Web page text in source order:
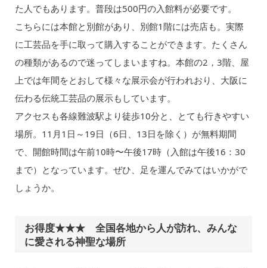
た人でもあります。普段は500円の入館料が必要です。
こちらには本館と別館があり、別館1階には売店も。実際
に工芸品を手に取って購入することができます。たくさん
の種類があるので迷ってしまいますね。本館の2，3階、屋
上では年間をとおして様々な展示会が行われおり、大阪に
伝わる伝統工芸品の展示もしています。
アクセスも各線難波駅より徒歩10分と、とても行きやすい
場所。11月1日～19日（6日、13日を除く）が無料期間
で、開館時間は午前10時〜午後17時（入館は午後16：30
まで）となっています。ぜひ、足を運んでみてはいかがで
しょうか。
お得度★★★ 全国各地から人が訪れ、みんな
に愛される神聖な場所